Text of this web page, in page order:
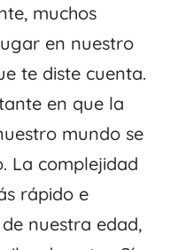
muchos
en nuestro
te diste cuenta.
en que la
mundo se
La complejidad
rápido e
nuestra edad,